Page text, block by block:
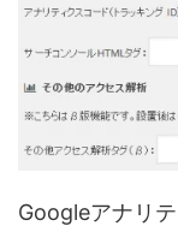
Googleアナリ